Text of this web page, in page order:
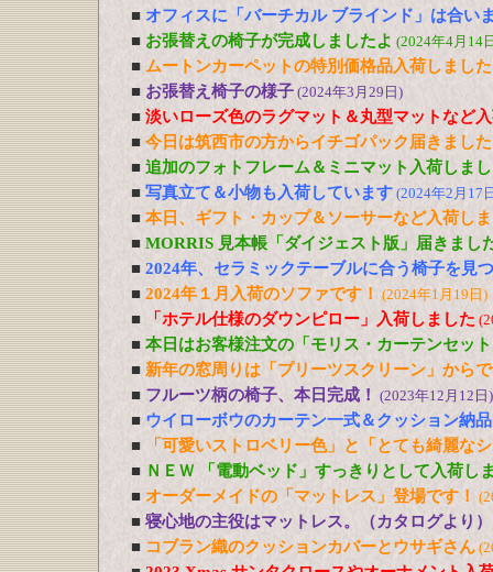
■ オフィスに「バーチカル ブラインド」は合い
■ お張替えの椅子が完成しましたよ (2024年4月14
■ ムートンカーペットの特別価格品入荷しました
■ お張替え椅子の様子 (2024年3月29日)
■ 淡いローズ色のラグマット＆丸型マットなど
■ 今日は筑西市の方からイチゴパック届きました
■ 追加のフォトフレーム＆ミニマット入荷しま
■ 写真立て＆小物も入荷しています (2024年2月17
■ 本日、ギフト・カップ＆ソーサーなど入荷し
■ MORRIS 見本帳「ダイジェスト版」届きまし
■ 2024年、セラミックテーブルに合う椅子を見
■ 2024年１月入荷のソファです！ (2024年1月19日)
■ 「ホテル仕様のダウンピロー」入荷しました
■ 本日はお客様注文の「モリス・カーテンセッ
■ 新年の窓周りは「プリーツスクリーン」から
■ フルーツ柄の椅子、本日完成！ (2023年12月12日)
■ ウイローボウのカーテン一式＆クッション納
■
「可愛いストロベリー色」と「とても綺麗な
■ ＮＥＷ 「電動ベッド」すっきりとして入荷し
■ オーダーメイドの「マットレス」登場です！
■ 寝心地の主役はマットレス。（カタログより）
■ コブラン織のクッションカバーとウサギさん